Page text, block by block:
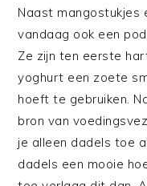
Naast mangostukjes
vandaag ook een
Ze zijn ten eerste
yoghurt een zoete
hoeft te gebruiken.
bron van
je alleen dadels toe
dadels een mooie